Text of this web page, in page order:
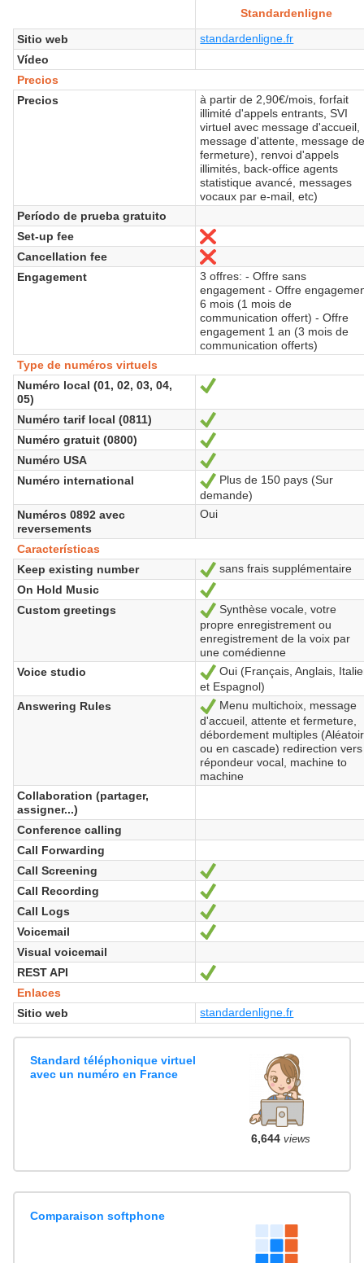
Standardenligne
Sitio web
standardenligne.fr
Vídeo
Precios
Precios
à partir de 2,90€/mois, forfait
illimité d'appels entrants, SVI
virtuel avec message d'accueil,
message d'attente, message
fermeture), renvoi d'appels
illimités, back-office agents
statistique avancé, messages
vocaux par e-mail, etc)
Período de prueba gratuito
Set-up fee
No
Cancellation fee
No
Engagement
3 offres: - Offre sans
engagement - Offre
6 mois (1 mois de
communication offert) - Offre
engagement 1 an (3 mois de
communication offerts)
Type de numéros virtuels
Numéro local (01, 02, 03, 04,
05)
Sí
Numéro tarif local (0811)
Sí
Numéro gratuit (0800)
Sí
Numéro USA
Sí
Numéro international
Sí
Plus de 150 pays (Sur
demande)
Numéros 0892 avec
reversements
Oui
Características
Keep existing number
Sí
sans frais supplémentaire
On Hold Music
Sí
Custom greetings
Sí
Synthèse vocale, votre
propre enregistrement ou
enregistrement de la voix par
une comédienne
Voice studio
Sí
Oui (Français, Anglais,
et Espagnol)
Answering Rules
Sí
Menu multichoix, message
d'accueil, attente et fermeture,
débordement multiples
ou en cascade) redirection vers
répondeur vocal, machine to
machine
Collaboration (partager,
assigner...)
Conference calling
Call Forwarding
Call Screening
Sí
Call Recording
Sí
Call Logs
Sí
Voicemail
Sí
Visual voicemail
REST API
Sí
Enlaces
Sitio web
standardenligne.fr
Standard téléphonique virtuel
avec un numéro en France
6,644views
Comparaison softphone